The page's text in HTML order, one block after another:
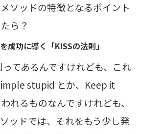
ソッドの特徴となるポイント
ら？
成功に導く「KISSの法則」
てあるんですけれども、これ
stupid とか、Keep it
れるものなんですけれども、
ッドでは、それをもう少し発